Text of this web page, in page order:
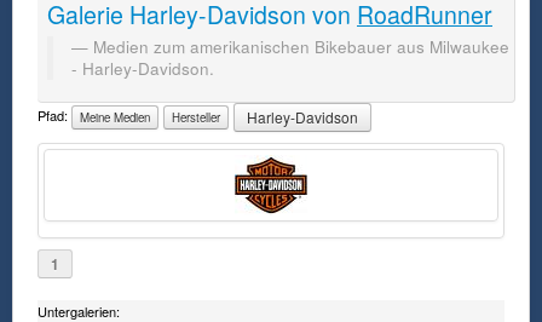
Galerie Harley-Davidson von RoadRunner
Medien zum amerikanischen Bikebauer aus Milwaukee
- Harley-Davidson.
Pfad: Meine Medien Hersteller Harley-Davidson
1
Untergalerien: